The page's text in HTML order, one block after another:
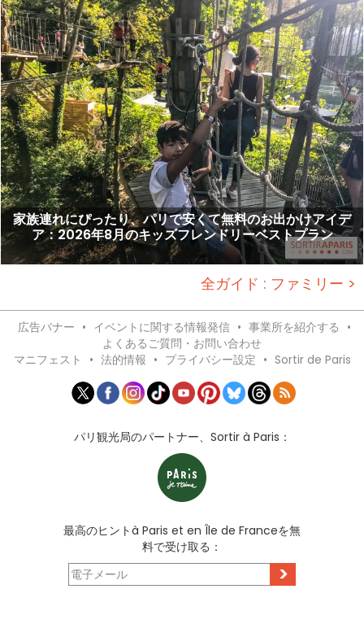
家族連れにぴったり、パリで安くて無料のお出かけアイデ
ア：2026年8月のキッズフレンドリーベストプラン
全ガイド : ファミリー >
広告バナー • イベントに関する情報発信 • 事業所を紹介する •
よくあるご質問・お問い合わせ
マニフェスト
• 法的情報 • プライバシー設定 • Sortir de Paris
パリ観光局のパートナー、Sortir à Paris：
最高のヒントà Paris et en Île de Franceを無
料で受け取る：
>